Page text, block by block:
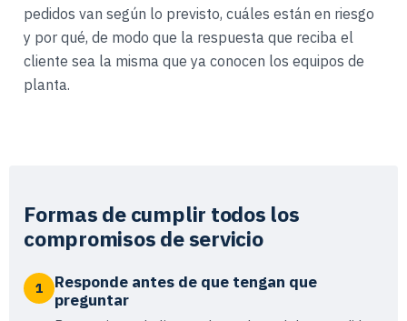
pedidos van según lo previsto, cuáles están en riesgo
y por qué, de modo que la respuesta que reciba el
cliente sea la misma que ya conocen los equipos de
planta.
Formas de cumplir todos los
compromisos de servicio
1
Responde antes de que tengan que
preguntar